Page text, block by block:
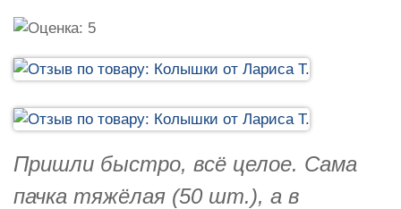
Пришли быстро, всё целое. Сама
пачка тяжёлая (50 шт.), а в